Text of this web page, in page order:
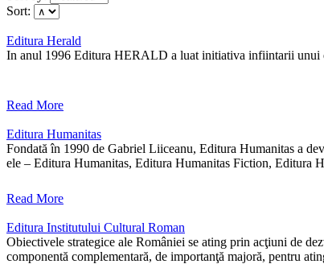
Sort:
Editura Herald
In anul 1996 Editura HERALD a luat initiativa infiintarii unui
Read More
Editura Humanitas
Fondată în 1990 de Gabriel Liiceanu, Editura Humanitas a
ele – Editura Humanitas, Editura Humanitas Fiction, Editura
Read More
Editura Institutului Cultural Roman
Obiectivele strategice ale României se ating prin acţiuni de
componentă complementară, de importanţă majoră, pentru